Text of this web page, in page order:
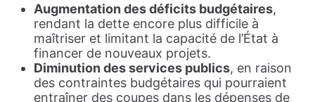
Augmentation des déficits budgétaires,
rendant la dette encore plus difficile à
maîtriser et limitant la capacité de l’État à
financer de nouveaux projets.
Diminution des services publics, en raison
des contraintes budgétaires qui pourraient
entraîner des coupes dans les dépenses de